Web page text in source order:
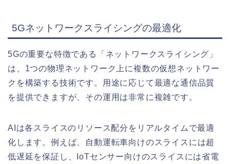
5Gネットワークスライシングの最適化
5Gの重要な特徴である「ネットワークスライシング」
は、1つの物理ネットワーク上に複数の仮想ネットワー
クを構築する技術です。用途に応じて最適な通信品質
を提供できますが、その運用は非常に複雑です。
AIは各スライスのリソース配分をリアルタイムで最適
化します。例えば、自動運転車向けのスライスには超
低遅延を保証し、IoTセンサー向けのスライスには省電